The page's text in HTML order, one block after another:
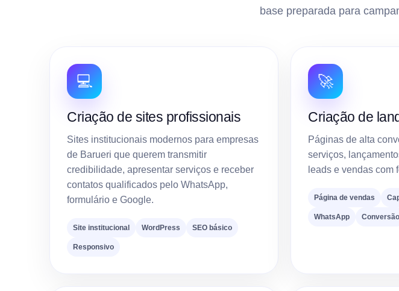
base preparada para
💻
Criação de sites profissionais
Sites institucionais modernos para empresas
de Barueri que querem transmitir
credibilidade, apresentar serviços e receber
contatos qualificados pelo WhatsApp,
formulário e Google.
Site institucional WordPress SEO básico
Responsivo
🚀
Criação de
Páginas de alta
serviços,
leads e vendas com
Página de vendas
WhatsApp Conversão